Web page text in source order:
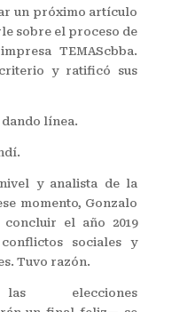
un próximo artículo
sobre el proceso de
TEMAScbba.
y ratificó sus
línea.
y analista de la
momento, Gonzalo
el año 2019
sociales y
Tuvo razón.
las elecciones